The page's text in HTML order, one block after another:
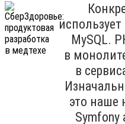
использует
MySQL.
в
в
это наше
Symfony